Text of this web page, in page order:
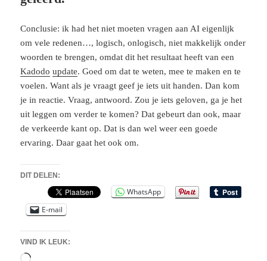
Conclusie: ik had het niet moeten vragen aan AI eigenlijk
om vele redenen…, logisch, onlogisch, niet makkelijk onder
woorden te brengen, omdat dit het resultaat heeft van een
Kadodo update. Goed om dat te weten, mee te maken en te
voelen. Want als je vraagt geef je iets uit handen. Dan kom
je in reactie. Vraag, antwoord. Zou je iets geloven, ga je het
uit leggen om verder te komen? Dat gebeurt dan ook, maar
de verkeerde kant op. Dat is dan wel weer een goede
ervaring. Daar gaat het ook om.
DIT DELEN:
WhatsApp
E-mail
VIND IK LEUK:
Aan